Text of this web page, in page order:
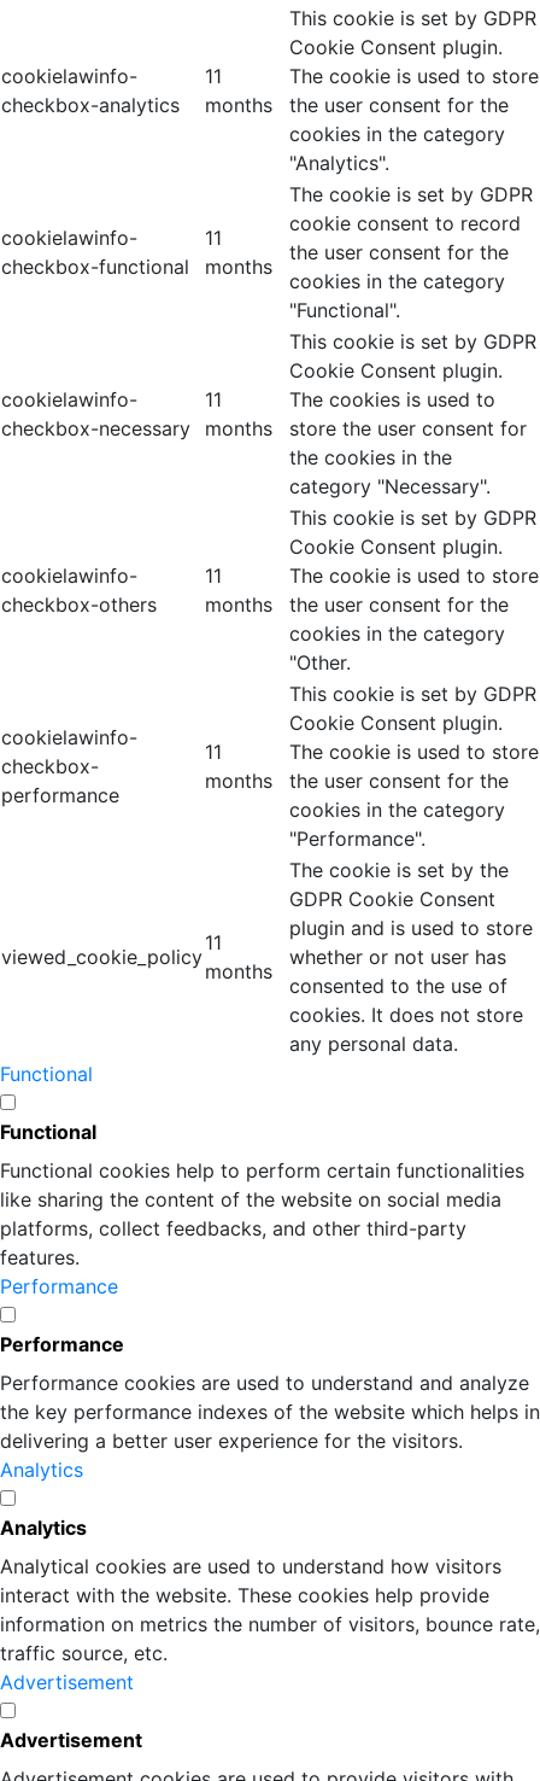
cookielawinfo-
checkbox-analytics
11
months
This cookie is set by GDPR
Cookie Consent plugin.
The cookie is used to store
the user consent for the
cookies in the category
"Analytics".
cookielawinfo-
checkbox-functional
11
months
The cookie is set by GDPR
cookie consent to record
the user consent for the
cookies in the category
"Functional".
cookielawinfo-
checkbox-necessary
11
months
This cookie is set by GDPR
Cookie Consent plugin.
The cookies is used to
store the user consent for
the cookies in the
category "Necessary".
cookielawinfo-
checkbox-others
11
months
This cookie is set by GDPR
Cookie Consent plugin.
The cookie is used to store
the user consent for the
cookies in the category
"Other.
cookielawinfo-
checkbox-
performance
11
months
This cookie is set by GDPR
Cookie Consent plugin.
The cookie is used to store
the user consent for the
cookies in the category
"Performance".
viewed_cookie_policy
11
months
The cookie is set by the
GDPR Cookie Consent
plugin and is used to store
whether or not user has
consented to the use of
cookies. It does not store
any personal data.
Functional
Functional
Functional cookies help to perform certain functionalities
like sharing the content of the website on social media
platforms, collect feedbacks, and other third-party
features.
Performance
Performance
Performance cookies are used to understand and analyze
the key performance indexes of the website which helps in
delivering a better user experience for the visitors.
Analytics
Analytics
Analytical cookies are used to understand how visitors
interact with the website. These cookies help provide
information on metrics the number of visitors, bounce rate,
traffic source, etc.
Advertisement
Advertisement